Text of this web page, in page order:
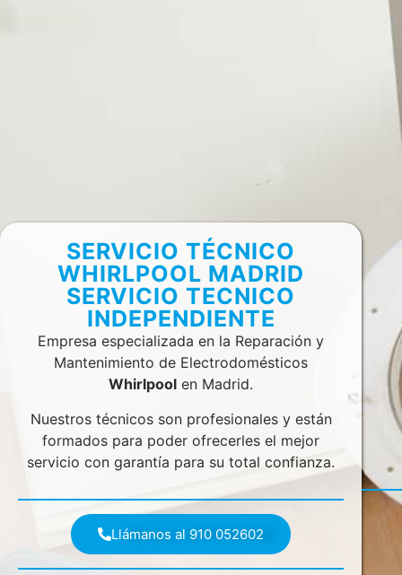
SERVICIO TÉCNICO
WHIRLPOOL MADRID
SERVICIO TECNICO
INDEPENDIENTE
Empresa especializada en la Reparación y
Mantenimiento de Electrodomésticos
Whirlpool en Madrid.
Nuestros técnicos son profesionales y están
formados para poder ofrecerles el mejor
servicio con garantía para su total confianza.
Llámanos al 910 052602